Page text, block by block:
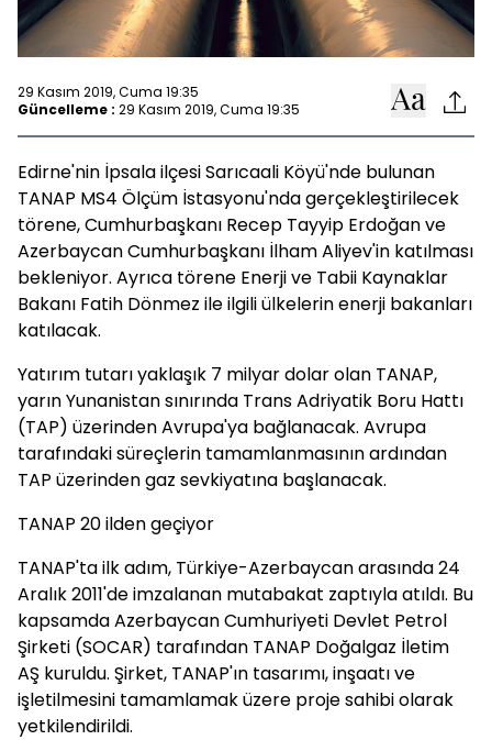
29 Kasım 2019, Cuma 19:35
Güncelleme : 29 Kasım 2019, Cuma 19:35
Edirne'nin İpsala ilçesi Sarıcaali Köyü'nde bulunan
TANAP MS4 Ölçüm İstasyonu'nda gerçekleştirilecek
törene, Cumhurbaşkanı Recep Tayyip Erdoğan ve
Azerbaycan Cumhurbaşkanı İlham Aliyev'in katılması
bekleniyor. Ayrıca törene Enerji ve Tabii Kaynaklar
Bakanı Fatih Dönmez ile ilgili ülkelerin enerji bakanları
katılacak.
Yatırım tutarı yaklaşık 7 milyar dolar olan TANAP,
yarın Yunanistan sınırında Trans Adriyatik Boru Hattı
(TAP) üzerinden Avrupa'ya bağlanacak. Avrupa
tarafındaki süreçlerin tamamlanmasının ardından
TAP üzerinden gaz sevkiyatına başlanacak.
TANAP 20 ilden geçiyor
TANAP'ta ilk adım, Türkiye-Azerbaycan arasında 24
Aralık 2011'de imzalanan mutabakat zaptıyla atıldı. Bu
kapsamda Azerbaycan Cumhuriyeti Devlet Petrol
Şirketi (SOCAR) tarafından TANAP Doğalgaz İletim
AŞ kuruldu. Şirket, TANAP'ın tasarımı, inşaatı ve
işletilmesini tamamlamak üzere proje sahibi olarak
yetkilendirildi.